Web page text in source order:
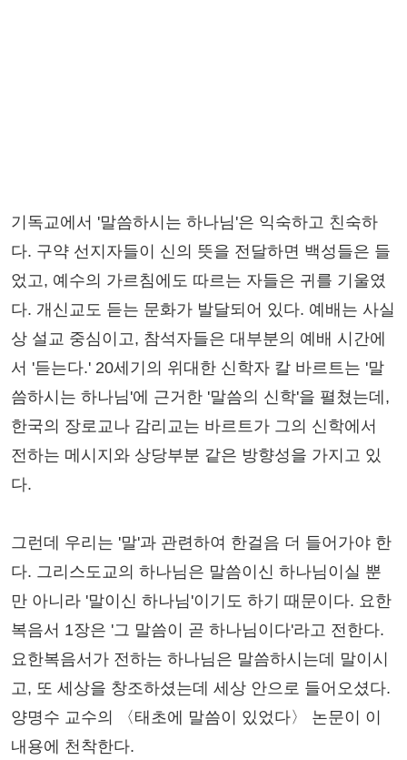
기독교에서 '말씀하시는 하나님'은 익숙하고 친숙하
다. 구약 선지자들이 신의 뜻을 전달하면 백성들은 들
었고, 예수의 가르침에도 따르는 자들은 귀를 기울였
다. 개신교도 듣는 문화가 발달되어 있다. 예배는 사실
상 설교 중심이고, 참석자들은 대부분의 예배 시간에
서 '듣는다.' 20세기의 위대한 신학자 칼 바르트는 '말
씀하시는 하나님'에 근거한 '말씀의 신학'을 펼쳤는데,
한국의 장로교나 감리교는 바르트가 그의 신학에서
전하는 메시지와 상당부분 같은 방향성을 가지고 있
다.
그런데 우리는 '말'과 관련하여 한걸음 더 들어가야 한
다. 그리스도교의 하나님은 말씀이신 하나님이실 뿐
만 아니라 '말이신 하나님'이기도 하기 때문이다. 요한
복음서 1장은 '그 말씀이 곧 하나님이다'라고 전한다.
요한복음서가 전하는 하나님은 말씀하시는데 말이시
고, 또 세상을 창조하셨는데 세상 안으로 들어오셨다.
양명수 교수의 〈태초에 말씀이 있었다〉 논문이 이
내용에 천착한다.